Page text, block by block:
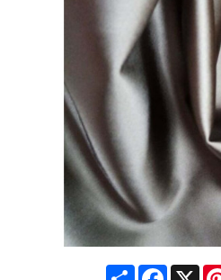
ShareFacebook
X